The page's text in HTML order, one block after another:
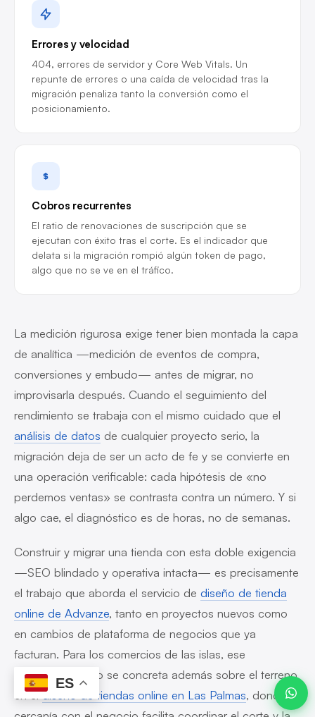
Errores y velocidad
404, errores de servidor y Core Web Vitals. Un
repunte de errores o una caída de velocidad tras la
migración penaliza tanto la conversión como el
posicionamiento.
Cobros recurrentes
El ratio de renovaciones de suscripción que se
ejecutan con éxito tras el corte. Es el indicador que
delata si la migración rompió algún token de pago,
algo que no se ve en el tráfico.
La medición rigurosa exige tener bien montada la capa
de analítica —medición de eventos de compra,
conversiones y embudo— antes de migrar, no
improvisarla después. Cuando el seguimiento del
rendimiento se trabaja con el mismo cuidado que el
análisis de datos de cualquier proyecto serio, la
migración deja de ser un acto de fe y se convierte en
una operación verificable: cada hipótesis de «no
perdemos ventas» se contrasta contra un número. Y si
algo cae, el diagnóstico es de horas, no de semanas.
Construir y migrar una tienda con esta doble exigencia
—SEO blindado y operativa intacta— es precisamente
el trabajo que aborda el servicio de diseño de tienda
online de Advanze, tanto en proyectos nuevos como
en cambios de plataforma de negocios que ya
facturan. Para los comercios de las islas, ese
acompañamiento se concreta además sobre el terreno
en eldiseño de tiendas online en Las Palmas, donde la
Javier · Advanze
ES